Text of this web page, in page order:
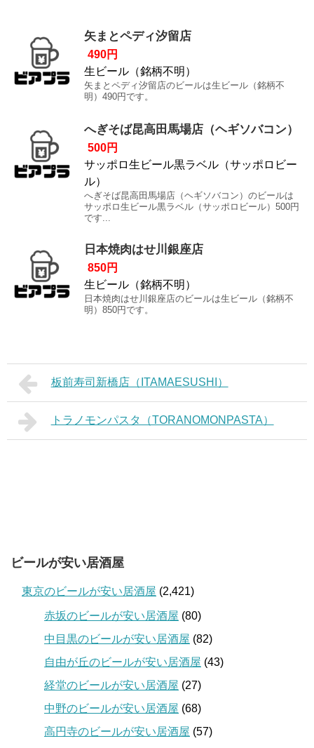
矢まとペディ汐留店
490円
生ビール（銘柄不明）
矢まとペディ汐留店のビールは生ビール（銘柄不
明）490円です。
へぎそば昆高田馬場店（ヘギソバコン）
500円
サッポロ生ビール黒ラベル（サッポロビー
ル）
へぎそば昆高田馬場店（ヘギソバコン）のビールは
サッポロ生ビール黒ラベル（サッポロビール）500円
です...
日本焼肉はせ川銀座店
850円
生ビール（銘柄不明）
日本焼肉はせ川銀座店のビールは生ビール（銘柄不
明）850円です。
板前寿司新橋店（ITAMAESUSHI）
トラノモンパスタ（TORANOMONPASTA）
ビールが安い居酒屋
東京のビールが安い居酒屋 (2,421)
赤坂のビールが安い居酒屋 (80)
中目黒のビールが安い居酒屋 (82)
自由が丘のビールが安い居酒屋 (43)
経堂のビールが安い居酒屋 (27)
中野のビールが安い居酒屋 (68)
高円寺のビールが安い居酒屋 (57)